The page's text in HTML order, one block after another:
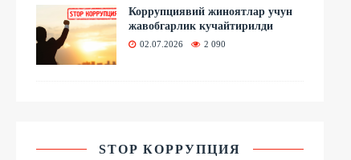
Коррупциявий жиноятлар учун
жавобгарлик кучайтирилди
02.07.2026 2 090
STOP КОРРУПЦИЯ